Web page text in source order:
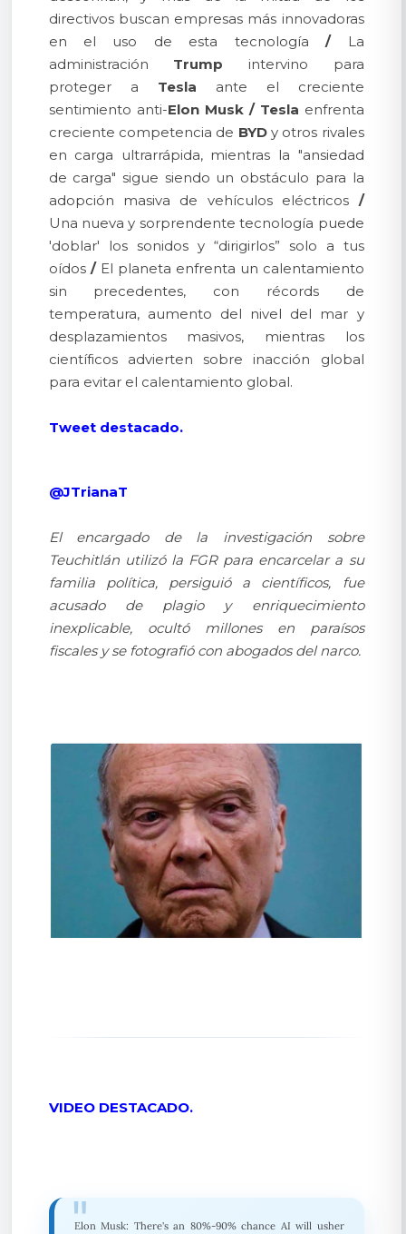
directivos buscan empresas más innovadoras
en el uso de esta tecnología/La
administración Trump intervino para
proteger a Tesla ante el creciente
sentimiento anti-Elon Musk / Tesla enfrenta
creciente competencia de BYDy otros rivales
en carga ultrarrápida, mientras la "ansiedad
de carga" sigue siendo un obstáculo para la
adopción masiva de vehículos eléctricos /
Una nueva y sorprendente tecnología puede
'doblar' los sonidos y “dirigirlos” solo a tus
oídos /El planeta enfrenta un calentamiento
sin precedentes, con récords de
temperatura, aumento del nivel del mar y
desplazamientos masivos, mientras los
científicos advierten sobre inacción global
para evitar el calentamiento global.
Tweet destacado.
@JTrianaT
El encargado de la investigación sobre
Teuchitlán utilizó la FGR para encarcelar a su
familia política, persiguió a científicos, fue
acusado de plagio y enriquecimiento
inexplicable, ocultó millones en paraísos
fiscales y se fotografió con abogados del narco.
VIDEO DESTACADO.
Elon Musk: There's an 80%-90% chance AI will usher